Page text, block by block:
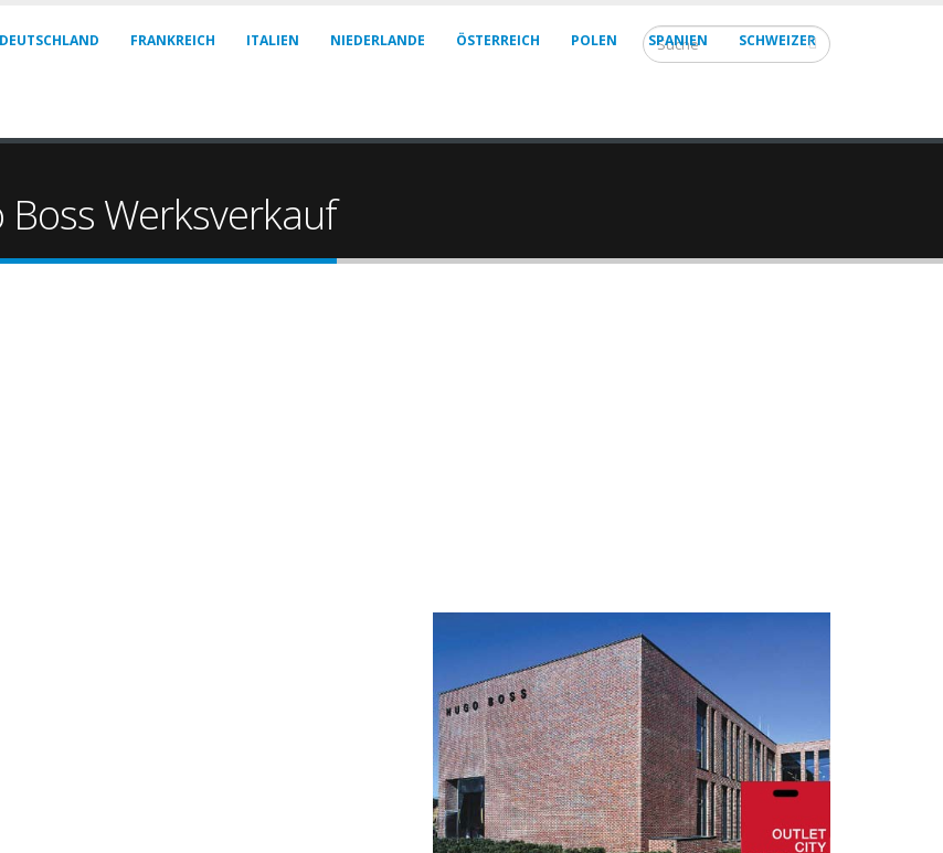
DEUTSCHLAND FRANKREICH ITALIEN NIEDERLANDE ÖSTERREICH POLEN SPANIEN SCHWEIZER
Werksverkauf